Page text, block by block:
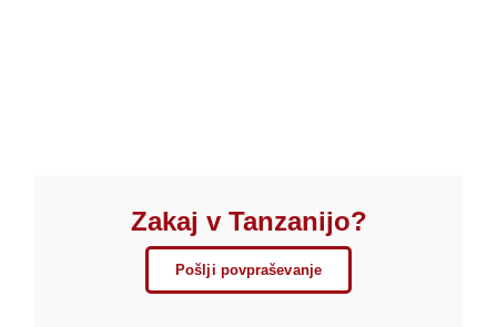
Zakaj v Tanzanijo?
Pošlji povpraševanje